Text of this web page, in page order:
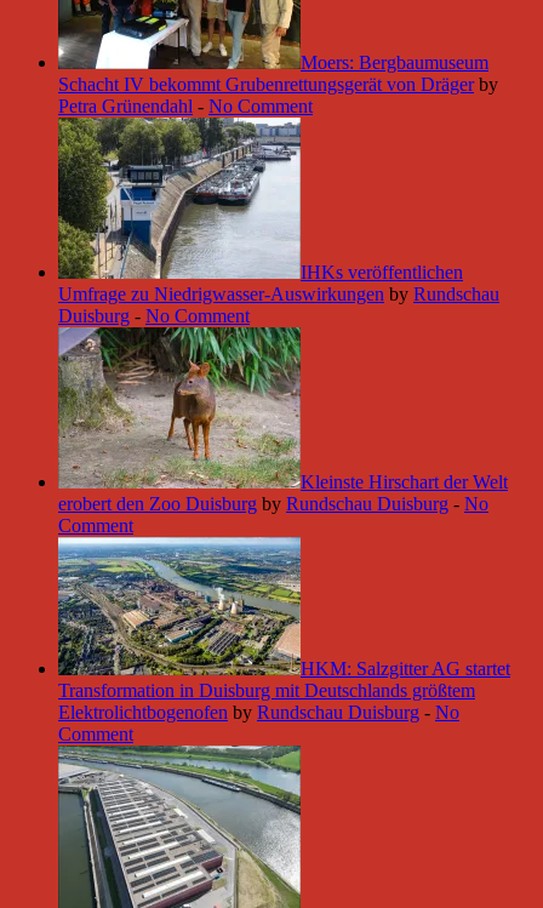
Moers: Bergbaumuseum
Schacht IV bekommt Grubenrettungsgerät von Dräger by
Petra Grünendahl - No Comment
IHKs veröffentlichen
Umfrage zu Niedrigwasser-Auswirkungen by Rundschau
Duisburg - No Comment
Kleinste Hirschart der Welt
erobert den Zoo Duisburg by Rundschau Duisburg - No
Comment
HKM: Salzgitter AG startet
Transformation in Duisburg mit Deutschlands größtem
Elektrolichtbogenofen by Rundschau Duisburg - No
Comment